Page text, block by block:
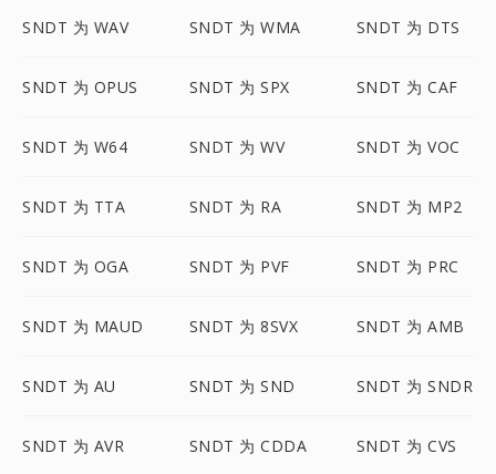
SNDT 为 WAV SNDT 为 WMA SNDT 为 DTS
SNDT 为 OPUS SNDT 为 SPX SNDT 为 CAF
SNDT 为 W64 SNDT 为 WV SNDT 为 VOC
SNDT 为 TTA SNDT 为 RA SNDT 为 MP2
SNDT 为 OGA SNDT 为 PVF SNDT 为 PRC
SNDT 为 MAUD SNDT 为 8SVX SNDT 为 AMB
SNDT 为 AU SNDT 为 SND SNDT 为 SNDR
SNDT 为 AVR SNDT 为 CDDA SNDT 为 CVS